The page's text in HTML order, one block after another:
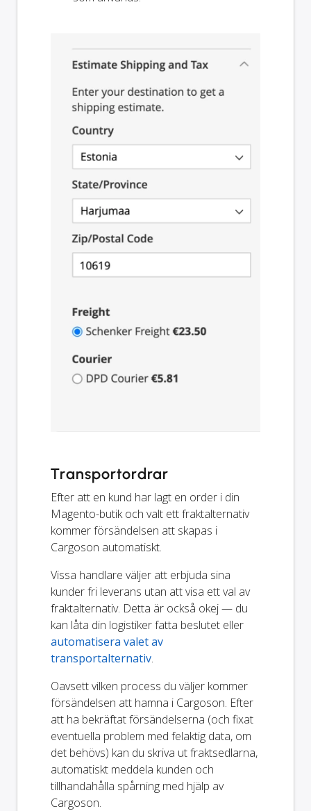
Transportordrar
Efter att en kund har lagt en order i din
Magento-butik och valt ett fraktalternativ
kommer försändelsen att skapas i
Cargoson automatiskt.
Vissa handlare väljer att erbjuda sina
kunder fri leverans utan att visa ett val av
fraktalternativ. Detta är också okej — du
kan låta din logistiker fatta beslutet eller
automatisera valet av
transportalternativ.
Oavsett vilken process du väljer kommer
försändelsen att hamna i Cargoson. Efter
att ha bekräftat försändelserna (och fixat
eventuella problem med felaktig data, om
det behövs) kan du skriva ut fraktsedlarna,
automatiskt meddela kunden och
tillhandahålla spårning med hjälp av
Cargoson.